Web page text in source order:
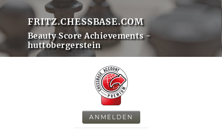
FRITZ.CHESSBASE.COM
Beauty Score Achievements -
huttobergerstein
ANMELDEN